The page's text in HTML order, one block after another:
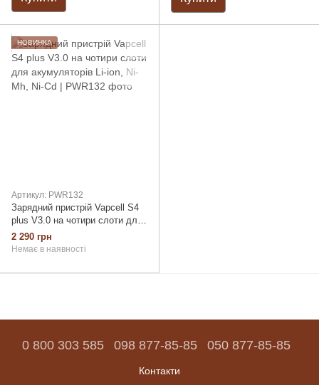
НОВИНКА
Артикул: PWR132
Зарядний пристрій Vapcell S4
plus V3.0 на чотири слоти для
акумуляторів Li-ion, Ni-Mh, Ni-
Cd
2 290 грн
Немає в наявності
0 800 303 585 098 877-85-85 050 877-85-85
Контакти